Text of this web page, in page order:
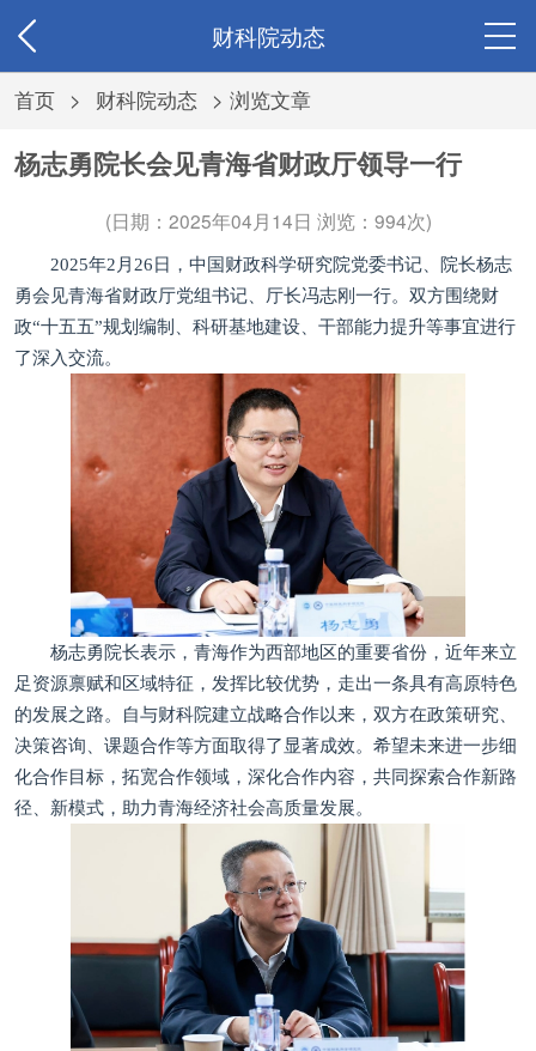
财科院动态
首页 > 财科院动态 > 浏览文章
杨志勇院长会见青海省财政厅领导一行
(日期：2025年04月14日 浏览： 994次)
2025年2月26日，中国财政科学研究院党委书记、院长杨志
勇会见青海省财政厅党组书记、厅长冯志刚一行。双方围绕财
政“十五五”规划编制、科研基地建设、干部能力提升等事宜进行
了深入交流。
杨志勇院长表示，青海作为西部地区的重要省份，近年来立
足资源禀赋和区域特征，发挥比较优势，走出一条具有高原特色
的发展之路。自与财科院建立战略合作以来，双方在政策研究、
决策咨询、课题合作等方面取得了显著成效。希望未来进一步细
化合作目标，拓宽合作领域，深化合作内容，共同探索合作新路
径、新模式，助力青海经济社会高质量发展。